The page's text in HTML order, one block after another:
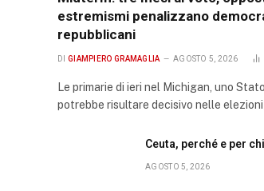
estremismi penalizzano
repubblicani
DI GIAMPIERO GRAMAGLIA AGOSTO 5, 2026
Le primarie di ieri nel Michigan, uno
potrebbe risultare decisivo nelle
Ceuta, perché e per
AGOSTO 5, 2026